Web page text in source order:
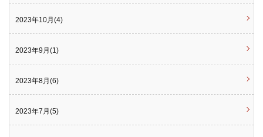
2023年10月(4)
2023年9月(1)
2023年8月(6)
2023年7月(5)